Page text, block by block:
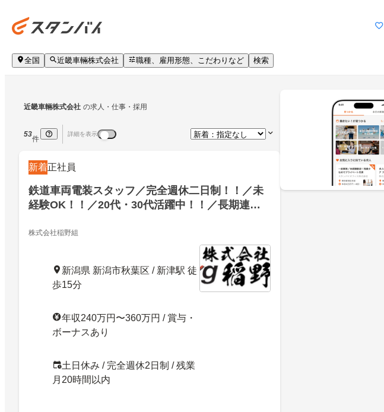
全国 近畿車輛株式会社 職種、雇用形態、こだわりなど 検索
近畿車輛株式会社 の求人・仕事・採用
53
件
詳細を表示
新着正社員
鉄道車両電装スタッフ／完全週休二日制！！／未
経験OK！！／20代・30代活躍中！！／長期連休
株式会社稲野組
新潟県 新潟市秋葉区 / 新津駅 徒
歩15分
年収240万円〜360万円 / 賞与・
ボーナスあり
土日休み / 完全週休2日制 / 残業
月20時間以内